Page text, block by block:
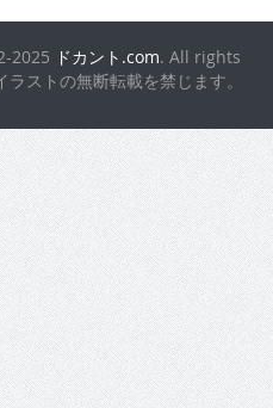
2025 ドカント.com. All rights
ストの無断転載を禁じます。